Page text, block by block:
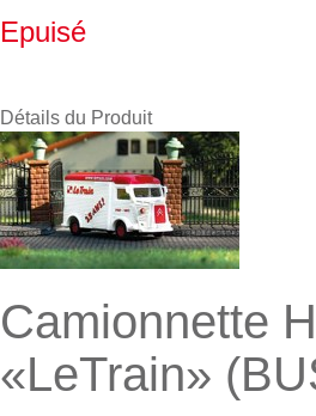
Epuisé
Détails du Produit
Camionnette
«LeTrain»